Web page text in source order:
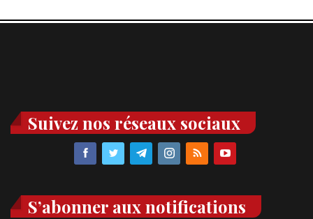
Suivez nos réseaux sociaux
S’abonner aux notifications